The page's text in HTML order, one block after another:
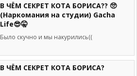
В ЧЁМ СЕКРЕТ КОТА БОРИСА?? 🥺
(Наркомания на студии) Gacha
Life😎🤫
Было скучно и мы накурились((
В ЧЁМ СЕКРЕТ КОТА БОРИСА?